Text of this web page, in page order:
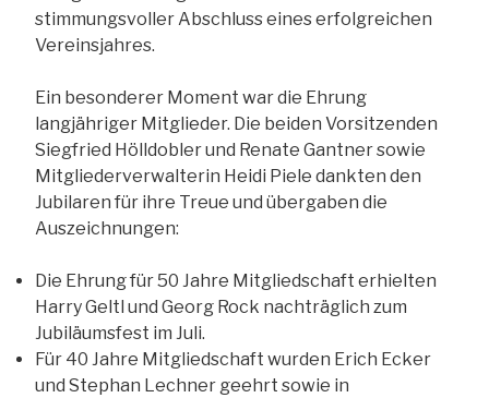
stimmungsvoller Abschluss eines erfolgreichen
Vereinsjahres.
Ein besonderer Moment war die Ehrung
langjähriger Mitglieder. Die beiden Vorsitzenden
Siegfried Hölldobler und Renate Gantner sowie
Mitgliederverwalterin Heidi Piele dankten den
Jubilaren für ihre Treue und übergaben die
Auszeichnungen:
Die Ehrung für 50 Jahre Mitgliedschaft erhielten
Harry Geltl und Georg Rock nachträglich zum
Jubiläumsfest im Juli.
Für 40 Jahre Mitgliedschaft wurden Erich Ecker
und Stephan Lechner geehrt sowie in